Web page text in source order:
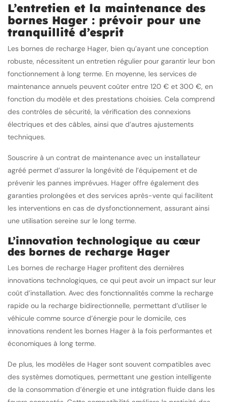
L’entretien et la maintenance des
bornes Hager : prévoir pour une
tranquillité d’esprit
Les bornes de recharge Hager, bien qu’ayant une conception
robuste, nécessitent un entretien régulier pour garantir leur bon
fonctionnement à long terme. En moyenne, les services de
maintenance annuels peuvent coûter entre 120 € et 300 €, en
fonction du modèle et des prestations choisies. Cela comprend
des contrôles de sécurité, la vérification des connexions
électriques et des câbles, ainsi que d’autres ajustements
techniques.
Souscrire à un contrat de maintenance avec un installateur
agréé permet d’assurer la longévité de l’équipement et de
prévenir les pannes imprévues. Hager offre également des
garanties prolongées et des services après-vente qui facilitent
les interventions en cas de dysfonctionnement, assurant ainsi
une utilisation sereine sur le long terme.
L’innovation technologique au cœur
des bornes de recharge Hager
Les bornes de recharge Hager profitent des dernières
innovations technologiques, ce qui peut avoir un impact sur leur
coût d’installation. Avec des fonctionnalités comme la recharge
rapide ou la recharge bidirectionnelle, permettant d’utiliser le
véhicule comme source d’énergie pour le domicile, ces
innovations rendent les bornes Hager à la fois performantes et
économiques à long terme.
De plus, les modèles de Hager sont souvent compatibles avec
des systèmes domotiques, permettant une gestion intelligente
de la consommation d’énergie et une intégration fluide dans les